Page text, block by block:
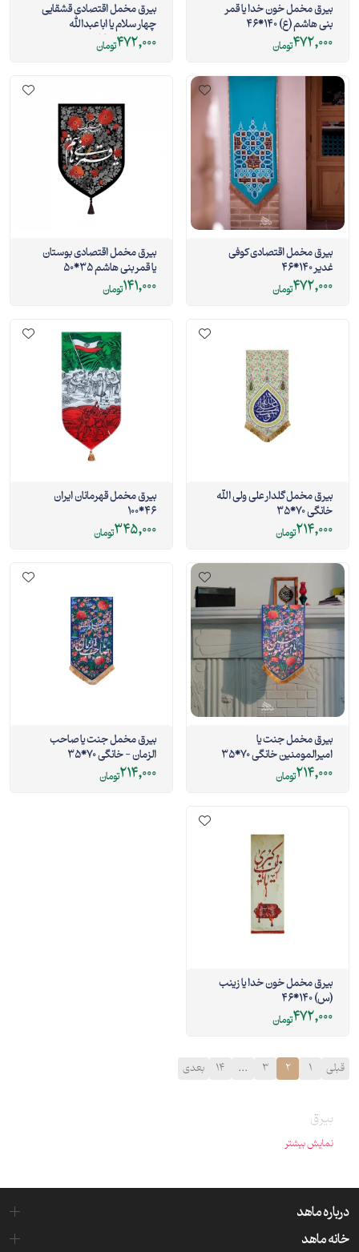
بیرق مخمل خون خدا یا قمر
بنی هاشم (ع) 140*46
472,000تومان
بیرق مخمل اقتصادی قشقایی
چهار سلام یا ابا عبدالله
مشکی 140*46
472,000تومان
بیرق مخمل اقتصادی کوفی
غدیر 140*46
472,000تومان
بیرق مخمل اقتصادی بوستان
یا قمر بنی هاشم 35*50
141,000تومان
بیرق مخمل گلدار علی ولی الله
خانگی 70*35
214,000تومان
بیرق مخمل قهرمانان ایران
46*100
345,000تومان
بیرق مخمل جنت یا
امیرالمومنین خانگی 70*35
214,000تومان
بیرق مخمل جنت یا صاحب
الزمان - خانگی 70*35
214,000تومان
بیرق مخمل خون خدا یا زینب
(س) 140*46
472,000تومان
قبلی 1
2
3
...
14 بعدی
بیرق
نمایش بیشتر
درباره ماهد
خانه ماهد